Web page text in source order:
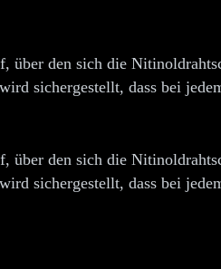
über den sich die
sichergestellt, dass bei
über den sich die
sichergestellt, dass bei